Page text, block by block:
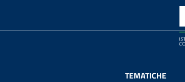
TEMATICHE